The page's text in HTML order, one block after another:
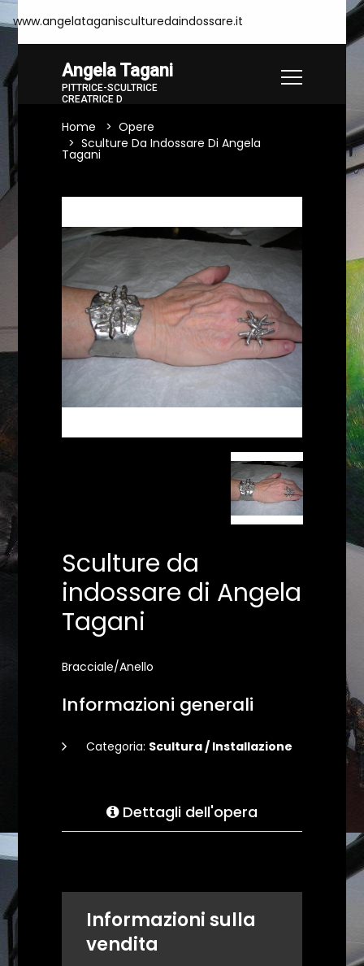
www.angelataganisculturedaindossare.it
Angela Tagani
PITTRICE-SCULTRICE
CREATRICE D
Home
Opere
Sculture Da Indossare Di Angela
Tagani
Sculture da
indossare di Angela
Tagani
Bracciale/Anello
Informazioni generali
Categoria: Scultura / Installazione
Dettagli dell'opera
Informazioni sulla
vendita